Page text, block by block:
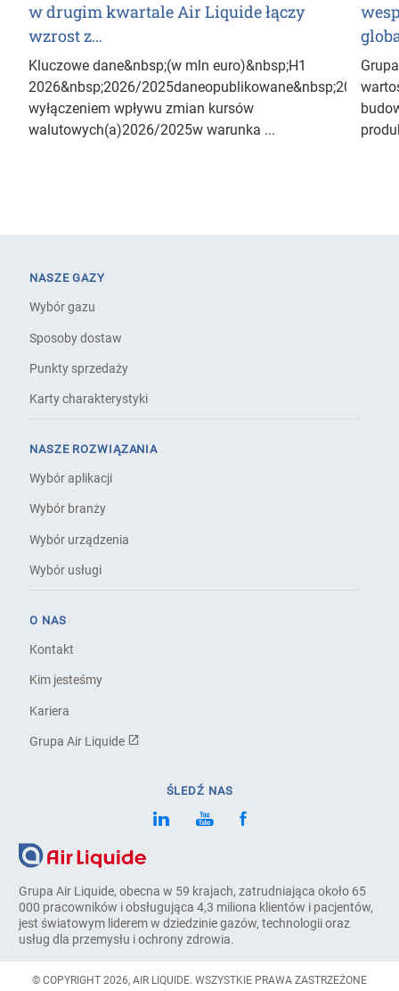
w drugim kwartale Air Liquide łączy
wzrost z…
Kluczowe dane&nbsp;(w mln euro)&nbsp;H1
2026&nbsp;2026/2025daneopublikowane&nbsp;2026/
wyłączeniem wpływu zmian kursów
walutowych(a)2026/2025w warunka ...
Grupa Air Liquide, obecna w 59 krajach, zatrudniająca około 65
000 pracowników i obsługująca 4,3 miliona klientów i pacjentów,
jest światowym liderem w dziedzinie gazów, technologii oraz
usług dla przemysłu i ochrony zdrowia.
NASZE GAZY
Wybór gazu
Sposoby dostaw
Punkty sprzedaży
Karty charakterystyki
NASZE ROZWIĄZANIA
Wybór aplikacji
Wybór branży
Wybór urządzenia
Wybór usługi
O NAS
Kontakt
Kim jesteśmy
Kariera
Grupa Air Liquide
ŚLEDŹ NAS
© COPYRIGHT 2026, AIR LIQUIDE. WSZYSTKIE PRAWA ZASTRZEŻONE